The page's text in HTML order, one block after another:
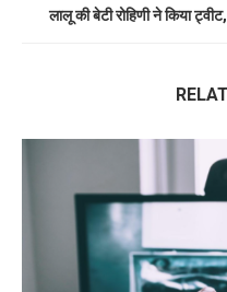
लालू की बेटी रोहिणी ने किया